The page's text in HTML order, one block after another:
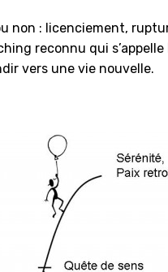
non : licenciement,
reconnu qui s’appelle
vers une vie nouvelle.